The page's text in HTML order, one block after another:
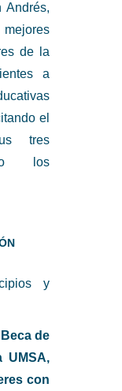
Andrés,
de la
a
el
tres
los
y
de
UMSA,
con